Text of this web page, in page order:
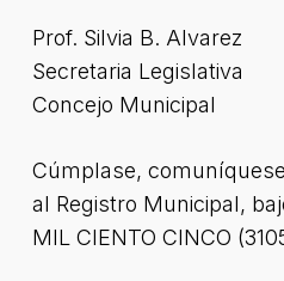
Prof. Silvia B. Alvarez
Secretaria Legislativa
Concejo Municipal
Cúmplase,
al Registro Municipal,
MIL CIENTO CINCO